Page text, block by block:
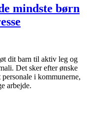
mindste børn
dit barn til aktiv leg og
Det sker efter ønske
i kommunerne,
arbejde.